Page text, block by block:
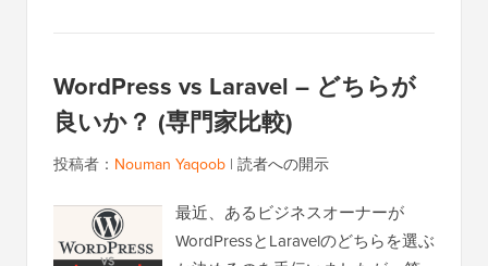
WordPress vs Laravel – どちらが
良いか？ (専門家比較)
投稿者： Nouman Yaqoob | 読者への開示
最近、あるビジネスオーナーが
WordPressとLaravelのどちらを選ぶ